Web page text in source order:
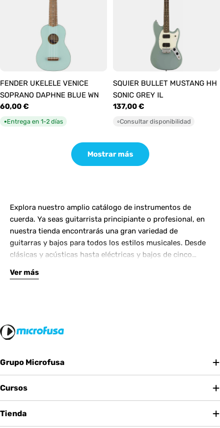
FENDER UKELELE VENICE
SOPRANO DAPHNE BLUE WN
Precio
habitual
60,00 €
●Entrega en 1-2 días
SQUIER BULLET MUSTANG HH
SONIC GREY IL
Precio
habitual
137,00 €
○Consultar disponibilidad
Mostrar más
Explora nuestro amplio catálogo de instrumentos de
cuerda. Ya seas guitarrista principiante o profesional, en
nuestra tienda encontrarás una gran variedad de
guitarras y bajos para todos los estilos musicales. Desde
clásicas y acústicas hasta eléctricas y bajos de cinco
Complementa tu instrumento con amplificadores de
Ver más
Grupo Microfusa
Cursos
Tienda